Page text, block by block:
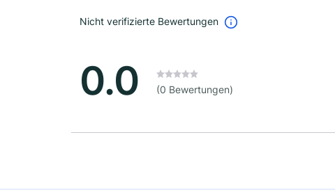
Nicht verifizierte Bewertungen
0.0 (0 Bewertungen)